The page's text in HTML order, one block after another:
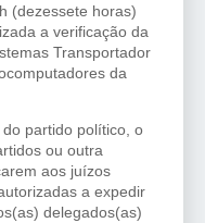
(dezessete horas)
a verificação da
Transportador
da
partido político, o
ou outra
aos juízos
a expedir
delegados(as)